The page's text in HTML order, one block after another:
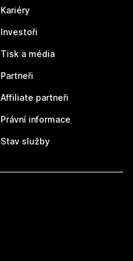
Kariéry
Investoři
Tisk a média
Partneři
Affiliate partneři
Právní informace
Stav služby